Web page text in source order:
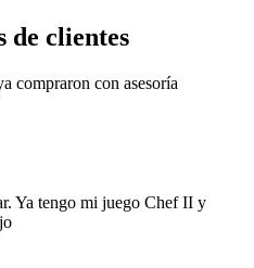
de clientes
compraron con asesoría
Ya tengo mi juego Chef II y